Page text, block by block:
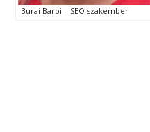
Burai Barbi – SEO szakember